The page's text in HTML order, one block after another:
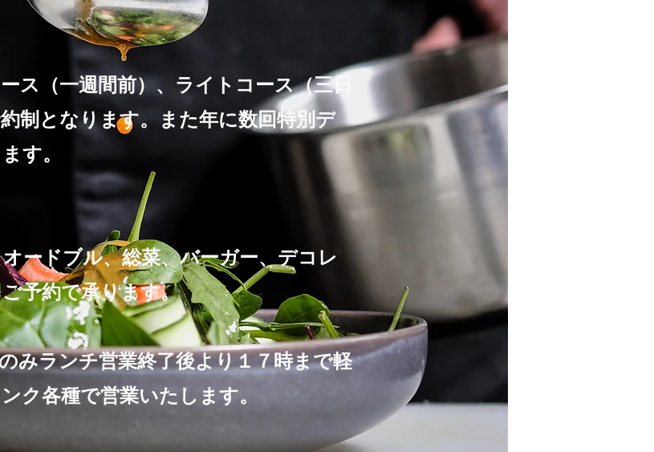
（一週間前）、ライトコース（三日
制となります。また年に数回特別デ
す。
ードブル、総菜、バーガー、デコレ
予約で承ります。
ランチ営業終了後より１７時まで軽
ク各種で営業いたします。